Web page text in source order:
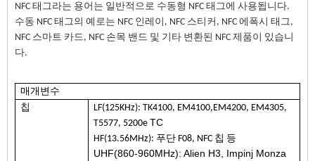
NFC 태그라는 용어는 일반적으로 수동형 NFC 태그에 사용됩니다.
수동 NFC 태그의 예로는 NFC 인레이, NFC 스티커, NFC 에폭시 태그,
NFC 스마트 카드, NFC 손목 밴드 및 기타 변환된 NFC 제품이 있습니
다.
매개변수
칩
LF(125KHz): TK4100, EM4100,EM4200, EM4305,
T5577, 5200e TC
HF(13.56MHz): 푸단 F08, NFC 칩 등
UHF(860-960MHz): Alien H3, Impinj Monza